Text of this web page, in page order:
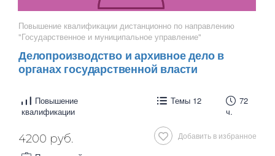
Повышение квалификации дистанционно по направлению
"Государственное и муниципальное управление"
Делопроизводство и архивное дело в
органах государственной власти
Повышение
квалификации
Темы 12
72
ч.
Добавить в избранное
4200 руб.